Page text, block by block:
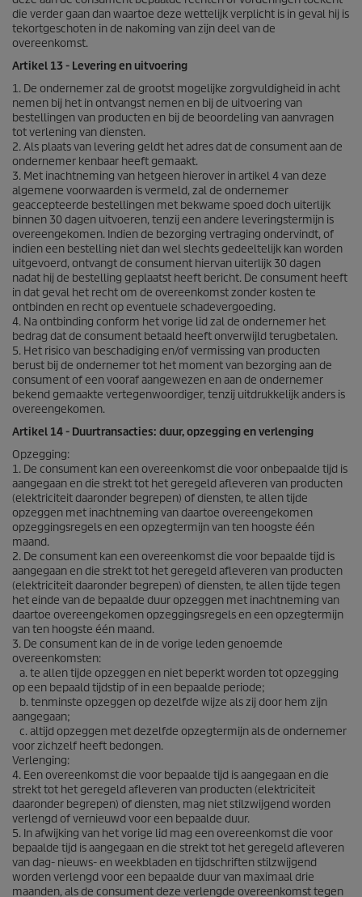
die verder gaan dan waartoe deze wettelijk verplicht is in geval hij is
tekortgeschoten in de nakoming van zijn deel van de
overeenkomst.
Artikel 13 - Levering en uitvoering
1. De ondernemer zal de grootst mogelijke zorgvuldigheid in acht
nemen bij het in ontvangst nemen en bij de uitvoering van
bestellingen van producten en bij de beoordeling van aanvragen
tot verlening van diensten.
2. Als plaats van levering geldt het adres dat de consument aan de
ondernemer kenbaar heeft gemaakt.
3. Met inachtneming van hetgeen hierover in artikel 4 van deze
algemene voorwaarden is vermeld, zal de ondernemer
geaccepteerde bestellingen met bekwame spoed doch uiterlijk
binnen 30 dagen uitvoeren, tenzij een andere leveringstermijn is
overeengekomen. Indien de bezorging vertraging ondervindt, of
indien een bestelling niet dan wel slechts gedeeltelijk kan worden
uitgevoerd, ontvangt de consument hiervan uiterlijk 30 dagen
nadat hij de bestelling geplaatst heeft bericht. De consument heeft
in dat geval het recht om de overeenkomst zonder kosten te
ontbinden en recht op eventuele schadevergoeding.
4. Na ontbinding conform het vorige lid zal de ondernemer het
bedrag dat de consument betaald heeft onverwijld terugbetalen.
5. Het risico van beschadiging en/of vermissing van producten
berust bij de ondernemer tot het moment van bezorging aan de
consument of een vooraf aangewezen en aan de ondernemer
bekend gemaakte vertegenwoordiger, tenzij uitdrukkelijk anders is
overeengekomen.
Artikel 14 - Duurtransacties: duur, opzegging en verlenging
Opzegging:
1. De consument kan een overeenkomst die voor onbepaalde tijd is
aangegaan en die strekt tot het geregeld afleveren van producten
(elektriciteit daaronder begrepen) of diensten, te allen tijde
opzeggen met inachtneming van daartoe overeengekomen
opzeggingsregels en een opzegtermijn van ten hoogste één
maand.
2. De consument kan een overeenkomst die voor bepaalde tijd is
aangegaan en die strekt tot het geregeld afleveren van producten
(elektriciteit daaronder begrepen) of diensten, te allen tijde tegen
het einde van de bepaalde duur opzeggen met inachtneming van
daartoe overeengekomen opzeggingsregels en een opzegtermijn
van ten hoogste één maand.
3. De consument kan de in de vorige leden genoemde
overeenkomsten:
a. te allen tijde opzeggen en niet beperkt worden tot opzegging
op een bepaald tijdstip of in een bepaalde periode;
b. tenminste opzeggen op dezelfde wijze als zij door hem zijn
aangegaan;
c. altijd opzeggen met dezelfde opzegtermijn als de ondernemer
voor zichzelf heeft bedongen.
Verlenging:
4. Een overeenkomst die voor bepaalde tijd is aangegaan en die
strekt tot het geregeld afleveren van producten (elektriciteit
daaronder begrepen) of diensten, mag niet stilzwijgend worden
verlengd of vernieuwd voor een bepaalde duur.
5. In afwijking van het vorige lid mag een overeenkomst die voor
bepaalde tijd is aangegaan en die strekt tot het geregeld afleveren
van dag- nieuws- en weekbladen en tijdschriften stilzwijgend
worden verlengd voor een bepaalde duur van maximaal drie
maanden, als de consument deze verlengde overeenkomst tegen